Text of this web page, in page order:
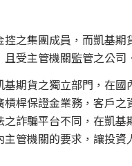
之集團成員，而凱基期
受主管機關監管之公司
基期貨之獨立部門，在國
槓桿保證金業務，客戶之
之詐騙平台不同，在凱基
主管機關的要求，讓投資